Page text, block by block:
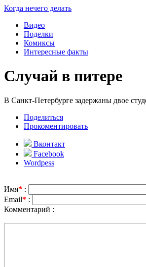
Когда нечего делать
Видео
Поделки
Комиксы
Интересные факты
Случай в питере
В Санкт-Петербурге задержаны двое
Поделиться
Прокоментировать
Вконтакт
Facebook
Wordpess
Имя* :
Email* :
Комментарий :